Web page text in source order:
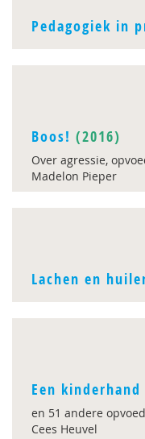
Pedagogiek in
Boos! (2016)
Over agressie,
Madelon Pieper
Lachen en
Een
en 51 andere
Cees Heuvel